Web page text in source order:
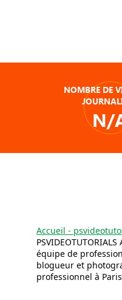
NOMBRE DE
N/
Accueil -
équipe de
blogueur et
professionnel à